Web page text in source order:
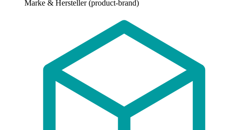
Marke & Hersteller (product-brand)